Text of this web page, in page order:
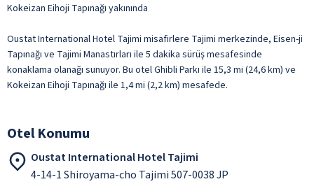
Kokeizan Eihoji Tapınağı yakınında
Oustat International Hotel Tajimi misafirlere Tajimi merkezinde, Eisen-ji
Tapınağı ve Tajimi Manastırları ile 5 dakika sürüş mesafesinde
konaklama olanağı sunuyor. Bu otel Ghibli Parkı ile 15,3 mi (24,6 km) ve
Kokeizan Eihoji Tapınağı ile 1,4 mi (2,2 km) mesafede.
Otel Konumu
Oustat International Hotel Tajimi
4-14-1 Shiroyama-cho Tajimi 507-0038 JP